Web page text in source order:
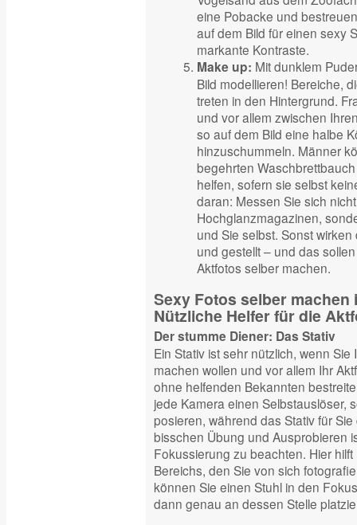
eine Pobacke und
auf dem Bild für einen sexy
markante Kontraste.
Make up: Mit dunklem
Bild modellieren! Bereiche,
treten in den Hintergrund.
und vor allem zwischen
so auf dem Bild eine halbe
hinzuschummeln. Männer
begehrten
helfen, sofern sie selbst
daran: Messen Sie sich
Hochglanzmagazinen,
und Sie selbst. Sonst
und gestellt – und das
Aktfotos selber machen.
Sexy Fotos selber machen
Nützliche Helfer für die
Der stumme Diener: Das Stativ
Ein Stativ ist sehr nützlich, wenn
machen wollen und vor allem Ihr
ohne helfenden Bekannten
jede Kamera einen Selbstauslöser,
posieren, während das Stativ für
bisschen Übung und Ausprobieren
Fokussierung zu beachten. Hier
Bereichs, den Sie von sich
können Sie einen Stuhl in den
dann genau an dessen Stelle